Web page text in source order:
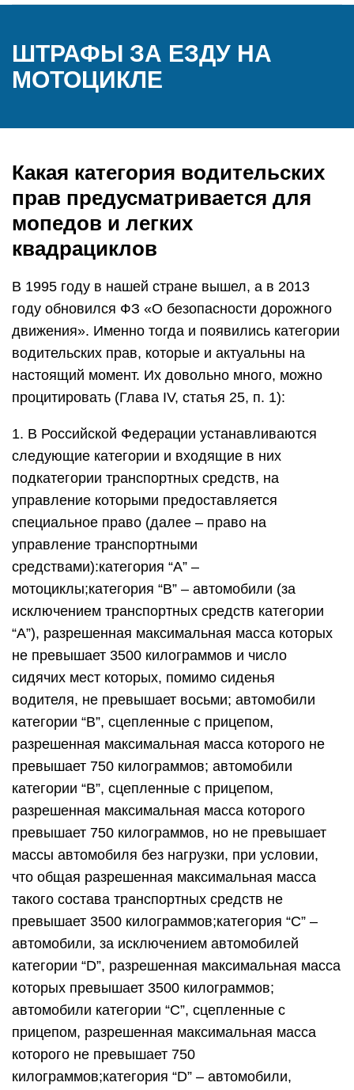
ШТРАФЫ ЗА ЕЗДУ НА
МОТОЦИКЛЕ
Какая категория водительских
прав предусматривается для
мопедов и легких
квадрациклов
В 1995 году в нашей стране вышел, а в 2013
году обновился ФЗ «О безопасности дорожного
движения». Именно тогда и появились категории
водительских прав, которые и актуальны на
настоящий момент. Их довольно много, можно
процитировать (Глава IV, статья 25, п. 1):
1. В Российской Федерации устанавливаются
следующие категории и входящие в них
подкатегории транспортных средств, на
управление которыми предоставляется
специальное право (далее – право на
управление транспортными
средствами):категория “A” –
мотоциклы;категория “B” – автомобили (за
исключением транспортных средств категории
“A”), разрешенная максимальная масса которых
не превышает 3500 килограммов и число
сидячих мест которых, помимо сиденья
водителя, не превышает восьми; автомобили
категории “B”, сцепленные с прицепом,
разрешенная максимальная масса которого не
превышает 750 килограммов; автомобили
категории “B”, сцепленные с прицепом,
разрешенная максимальная масса которого
превышает 750 килограммов, но не превышает
массы автомобиля без нагрузки, при условии,
что общая разрешенная максимальная масса
такого состава транспортных средств не
превышает 3500 килограммов;категория “C” –
автомобили, за исключением автомобилей
категории “D”, разрешенная максимальная масса
которых превышает 3500 килограммов;
автомобили категории “C”, сцепленные с
прицепом, разрешенная максимальная масса
которого не превышает 750
килограммов;категория “D” – автомобили,